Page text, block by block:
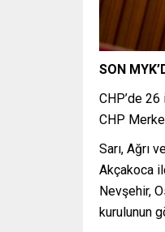
SON
CHP’de
CHP
Sarı, Ağrı
Akçakoca
Nevşehir,
kurulunun